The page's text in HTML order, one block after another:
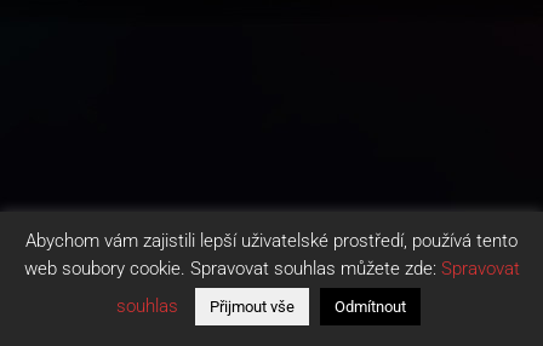
Abychom vám zajistili lepší uživatelské prostředí, používá tento
web soubory cookie. Spravovat souhlas můžete zde: Spravovat
souhlas
Přijmout vše Odmítnout